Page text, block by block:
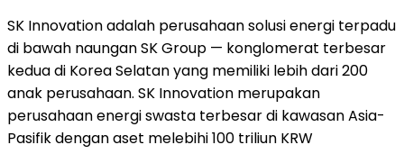
SK Innovation adalah perusahaan solusi energi terpadu
di bawah naungan SK Group — konglomerat terbesar
kedua di Korea Selatan yang memiliki lebih dari 200
anak perusahaan. SK Innovation merupakan
perusahaan energi swasta terbesar di kawasan Asia-
Pasifikdengan aset melebihi 100 triliun KRW